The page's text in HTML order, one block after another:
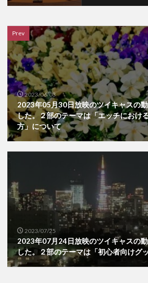
Prev
2023/06/03
2023年05月30日放映のツイキャスの
した。２部のテーマは「エッチにおけ
方」について
2023/07/25
2023年07月24日放映のツイキャスの
した。２部のテーマは「初心者向けグ